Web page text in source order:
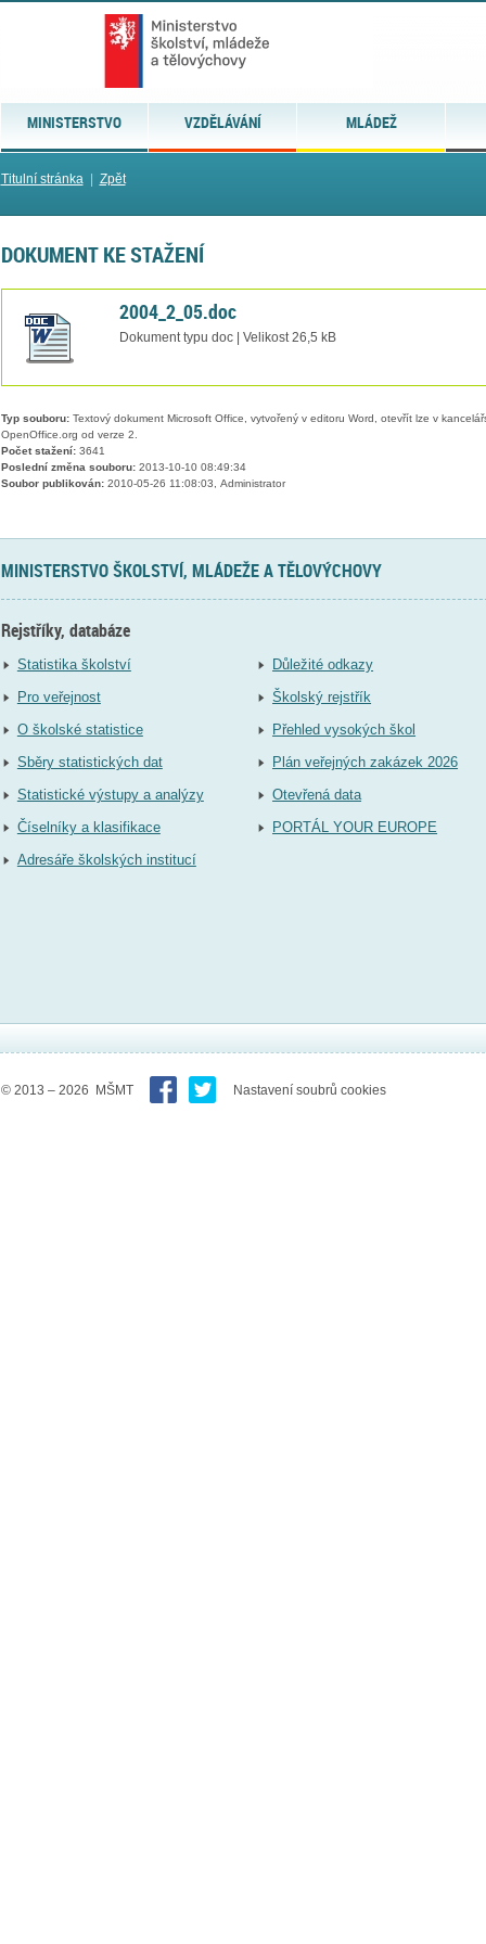
MINISTERSTVO VZDĚLÁVÁNÍ MLÁDEŽ
Titulní stránka| Zpět
DOKUMENT KE STAŽENÍ
2004_2_05.doc
Dokument typu doc | Velikost 26,5 kB
Typ souboru:Textový dokument Microsoft Office, vytvořený v editoru Word, otevřít lze v
OpenOffice.org od verze 2.
Počet stažení:3641
Poslední změna souboru:2013-10-10 08:49:34
Soubor publikován:2010-05-26 11:08:03, Administrator
MINISTERSTVO ŠKOLSTVÍ, MLÁDEŽE A TĚLOVÝCHOVY
Rejstříky, databáze
Statistika školství
Pro veřejnost
O školské statistice
Sběry statistických dat
Statistické výstupy a analýzy
Číselníky a klasifikace
Adresáře školských institucí
Důležité odkazy
Školský rejstřík
Přehled vysokých škol
Plán veřejných zakázek 2026
Otevřená data
PORTÁL YOUR EUROPE
© 2013 – 2026 MŠMT Nastavení soubrů cookies